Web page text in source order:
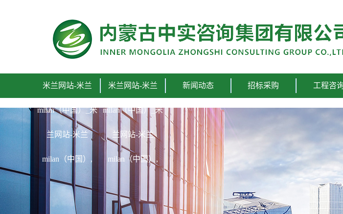
米兰网站-米兰
milan（中国）_米
兰网站-米兰
milan（中国）,
米兰网站-米兰
milan（中国）_米
兰网站-米兰
milan（中国）,
新闻动态 招标采购 工程咨